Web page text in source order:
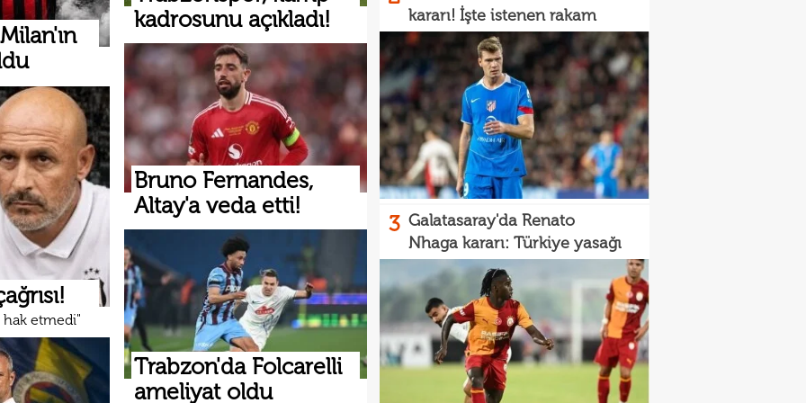
hak etmedi"
kadrosunu açıkladı!
Bruno Fernandes,
Altay'a veda etti!
Trabzon'da Folcarelli
ameliyat oldu
kararı! İşte istenen rakam
3 Galatasaray'da Renato
Nhaga kararı: Türkiye yasağı